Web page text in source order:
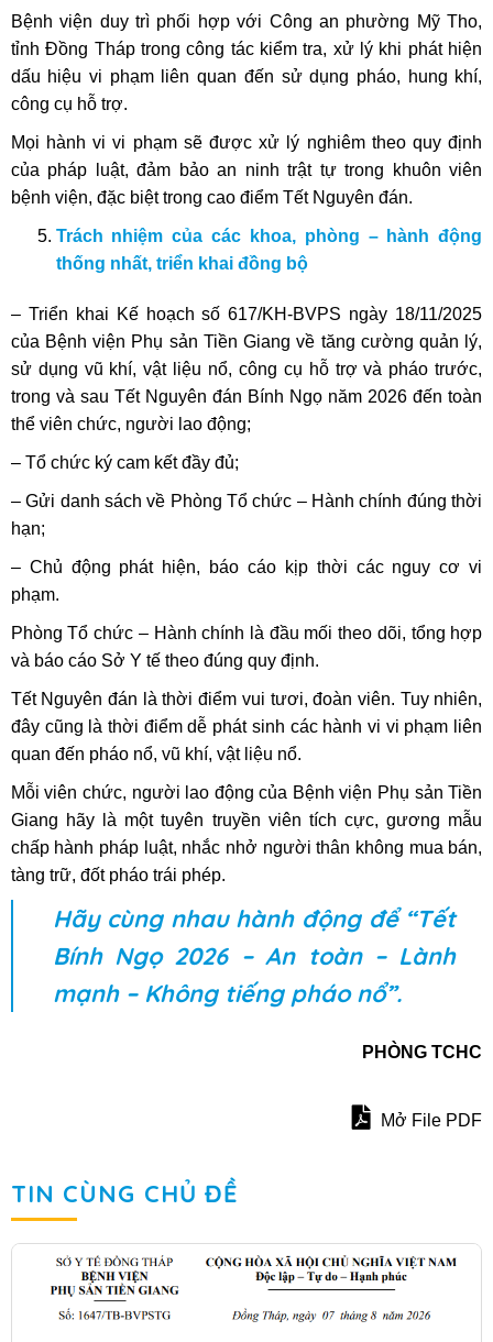
Bệnh viện duy trì phối hợp với Công an phường Mỹ Tho,
tỉnh Đồng Tháp trong công tác kiểm tra, xử lý khi phát hiện
dấu hiệu vi phạm liên quan đến sử dụng pháo, hung khí,
công cụ hỗ trợ.
Mọi hành vi vi phạm sẽ được xử lý nghiêm theo quy định
của pháp luật, đảm bảo an ninh trật tự trong khuôn viên
bệnh viện, đặc biệt trong cao điểm Tết Nguyên đán.
Trách nhiệm của các khoa, phòng – hành động
thống nhất, triển khai đồng bộ
– Triển khai Kế hoạch số 617/KH-BVPS ngày 18/11/2025
của Bệnh viện Phụ sản Tiền Giang về tăng cường quản lý,
sử dụng vũ khí, vật liệu nổ, công cụ hỗ trợ và pháo trước,
trong và sau Tết Nguyên đán Bính Ngọ năm 2026 đến toàn
thể viên chức, người lao động;
– Tổ chức ký cam kết đầy đủ;
– Gửi danh sách về Phòng Tổ chức – Hành chính đúng thời
hạn;
– Chủ động phát hiện, báo cáo kịp thời các nguy cơ vi
phạm.
Phòng Tổ chức – Hành chính là đầu mối theo dõi, tổng hợp
và báo cáo Sở Y tế theo đúng quy định.
Tết Nguyên đán là thời điểm vui tươi, đoàn viên. Tuy nhiên,
đây cũng là thời điểm dễ phát sinh các hành vi vi phạm liên
quan đến pháo nổ, vũ khí, vật liệu nổ.
Mỗi viên chức, người lao động của Bệnh viện Phụ sản Tiền
Giang hãy là một tuyên truyền viên tích cực, gương mẫu
chấp hành pháp luật, nhắc nhở người thân không mua bán,
tàng trữ, đốt pháo trái phép.
Hãy cùng nhau hành động để “Tết
Bính Ngọ 2026 – An toàn – Lành
mạnh – Không tiếng pháo nổ”.
PHÒNG TCHC
Mở File PDF
TIN CÙNG CHỦ ĐỀ